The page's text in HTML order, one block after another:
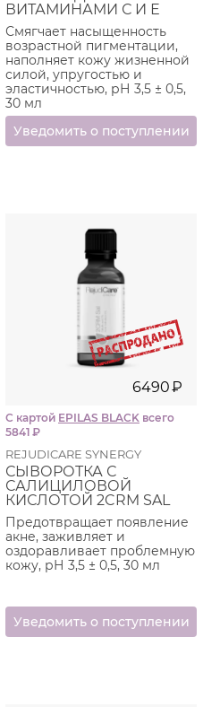
ВИТАМИНАМИ С И Е
Смягчает насыщенность
возрастной пигментации,
наполняет кожу жизненной
силой, упругостью и
эластичностью, рН 3,5 ± 0,5,
30 мл
6490₽
С картой EPILAS BLACK всего
5841 ₽
REJUDICARE SYNERGY
СЫВОРОТКА С
САЛИЦИЛОВОЙ
КИСЛОТОЙ 2CRM SAL
Предотвращает появление
акне, заживляет и
оздоравливает проблемную
кожу, рН 3,5 ± 0,5, 30 мл